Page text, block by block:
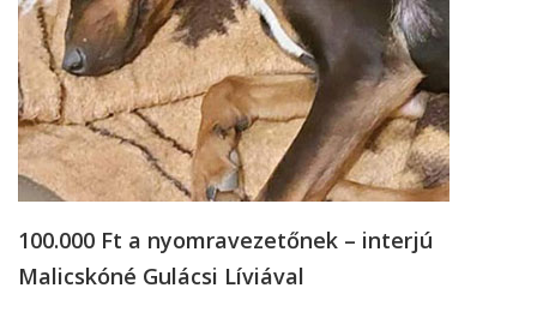
100.000 Ft a nyomravezetőnek – interjú
Malicskóné Gulácsi Líviával